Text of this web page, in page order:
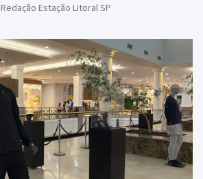
Redação Estação Litoral SP